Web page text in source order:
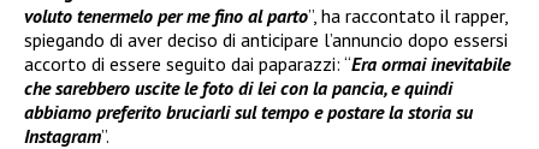
voluto tenermelo per me fino al parto”, ha raccontato il rapper,
spiegando di aver deciso di anticipare l’annuncio dopo essersi
accorto di essere seguito dai paparazzi: “Era ormai inevitabile
che sarebbero uscite le foto di lei con la pancia, e quindi
abbiamo preferito bruciarli sul tempo e postare la storia su
Instagram”.